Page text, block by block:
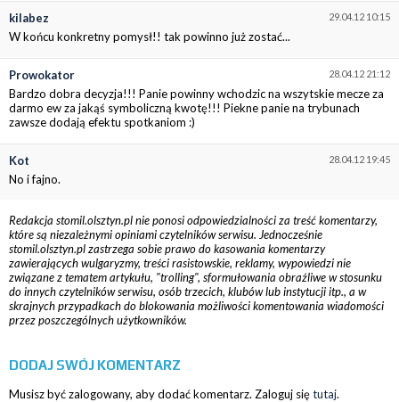
29.04.12 10:15
kilabez
W końcu konkretny pomysł!! tak powinno już zostać...
28.04.12 21:12
Prowokator
Bardzo dobra decyzja!!! Panie powinny wchodzic na wszytskie mecze za
darmo ew za jakąś symboliczną kwotę!!! Piekne panie na trybunach
zawsze dodają efektu spotkaniom :)
28.04.12 19:45
Kot
No i fajno.
Redakcja stomil.olsztyn.pl nie ponosi odpowiedzialności za treść komentarzy,
które są niezależnymi opiniami czytelników serwisu. Jednocześnie
stomil.olsztyn.pl zastrzega sobie prawo do kasowania komentarzy
zawierających wulgaryzmy, treści rasistowskie, reklamy, wypowiedzi nie
związane z tematem artykułu, "trolling", sformułowania obraźliwe w stosunku
do innych czytelników serwisu, osób trzecich, klubów lub instytucji itp., a w
skrajnych przypadkach do blokowania możliwości komentowania wiadomości
przez poszczególnych użytkowników.
DODAJ SWÓJ KOMENTARZ
Musisz być zalogowany, aby dodać komentarz. Zaloguj siętutaj.